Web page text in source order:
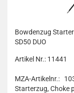
Bowdenzug
SD50 DUO
Artikel Nr.: 11441
MZA-Artikelnr.:
Starterzug, Choke